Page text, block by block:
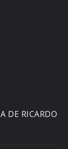
DE RICARDO